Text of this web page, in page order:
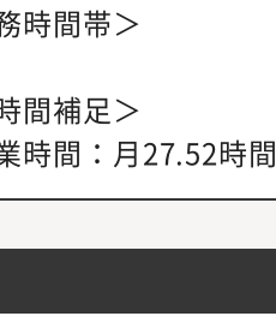
時間帯＞
間補足＞
時間：月27.52時